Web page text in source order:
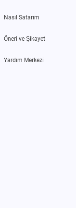
Nasıl Satarım
Öneri ve Şikayet
Yardım Merkezi